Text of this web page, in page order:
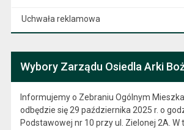
Uchwała reklamowa
Wybory Zarządu Osiedla Arki
Informujemy o Zebraniu Ogólnym
odbędzie się 29 października 2025 r. o
Podstawowej nr 10 przy ul. Zielonej 2A. W